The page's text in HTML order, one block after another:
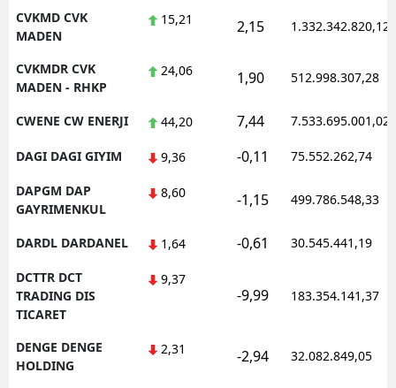
CVKMD CVK
MADEN
15,21 2,15 1.332.342.820,12
CVKMDR CVK
MADEN - RHKP
24,06 1,90 512.998.307,28
CWENE CW ENERJI 44,20 7,44 7.533.695.001,02
DAGI DAGI GIYIM 9,36 -0,11 75.552.262,74
DAPGM DAP
GAYRIMENKUL
8,60 -1,15 499.786.548,33
DARDL DARDANEL 1,64 -0,61 30.545.441,19
DCTTR DCT
TRADING DIS
TICARET
9,37
-9,99 183.354.141,37
DENGE DENGE
HOLDING
2,31 -2,94 32.082.849,05